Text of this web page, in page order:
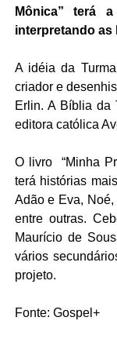
Mônica” terá
interpretando as
A idéia da
criador e
Erlin. A Bíblia da
editora católica
O livro“Minha
terá histórias
Adão e Eva,
entre outras.
Maurício de
vários
projeto.
Fonte: Gospel+